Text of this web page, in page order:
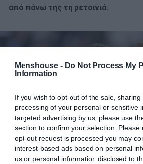
Menshouse - Do Not Process My
Information
If you wish to opt-out of the sale,
processing of your personal or sensitive
targeted advertising by us, please use
section to confirm your selection. Please
opt-out request is processed you may
interest-based ads based on personal
us or personal information disclosed to
από πάνω της τη ρετσινιά.